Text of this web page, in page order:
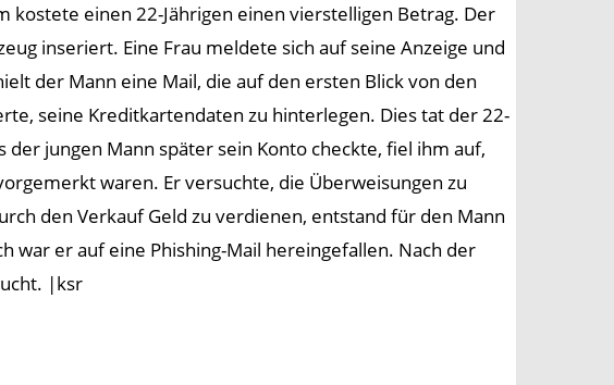
kostete einen 22-Jährigen einen vierstelligen Betrag. Der
inseriert. Eine Frau meldete sich auf seine Anzeige und
der Mann eine Mail, die auf den ersten Blick von den
seine Kreditkartendaten zu hinterlegen. Dies tat der 22-
der jungen Mann später sein Konto checkte, fiel ihm auf,
waren. Er versuchte, die Überweisungen zu
den Verkauf Geld zu verdienen, entstand für den Mann
war er auf eine Phishing-Mail hereingefallen. Nach der
|ksr